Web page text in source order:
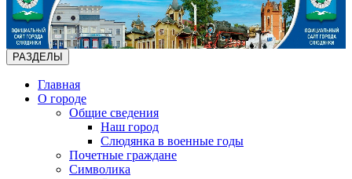
РАЗДЕЛЫ
Главная
О городе
Общие сведения
Наш город
Слюдянка в военные годы
Почетные граждане
Символика